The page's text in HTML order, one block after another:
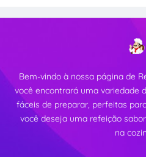
Bem-vindo à nossa página de
você encontrará uma variedade
fáceis de preparar, perfeitas
você deseja uma refeição
na